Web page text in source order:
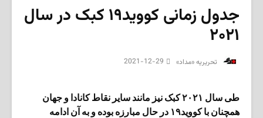
جدول زمانی کووید۱۹ کبک در سال
۲۰۲۱
‌ تحریریه «مداد» 2021-12-29
طی سال ۲۰۲۱ کبک نیز مانند سایر نقاط کانادا و جهان
همچنان با کووید۱۹ در حال مبارزه بوده و به آن ادامه